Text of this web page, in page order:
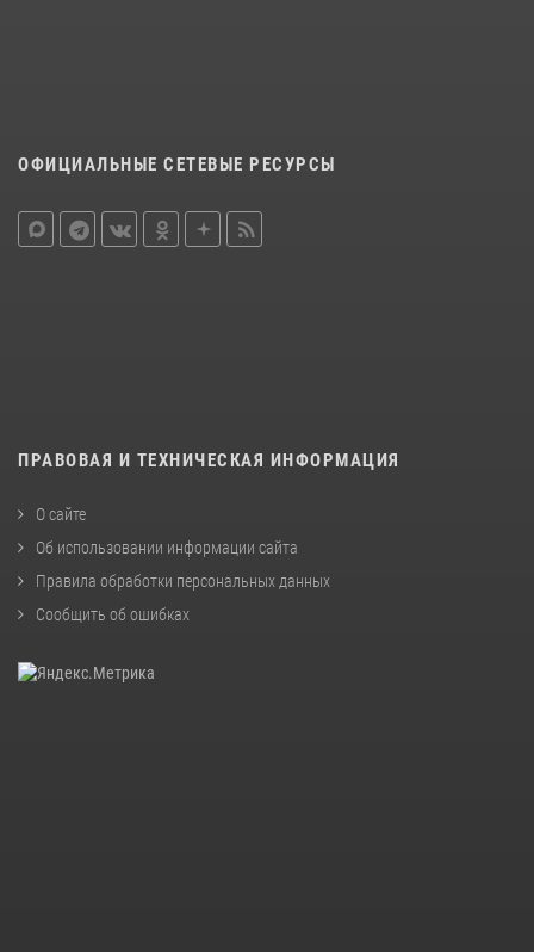
ОФИЦИАЛЬНЫЕ СЕТЕВЫЕ РЕСУРСЫ
ПРАВОВАЯ И ТЕХНИЧЕСКАЯ ИНФОРМАЦИЯ
О сайте
Об использовании информации сайта
Правила обработки персональных данных
Сообщить об ошибках